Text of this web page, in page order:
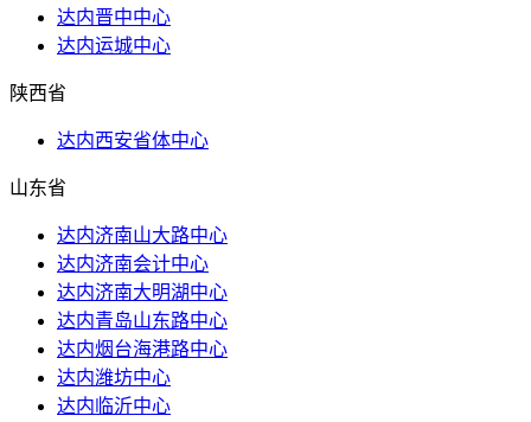
达内晋中中心
达内运城中心
陕西省
达内西安省体中心
山东省
达内济南山大路中心
达内济南会计中心
达内济南大明湖中心
达内青岛山东路中心
达内烟台海港路中心
达内潍坊中心
达内临沂中心